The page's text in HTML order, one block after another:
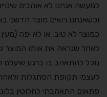
למעשה אנחנו לא אוהבים
וכשאנחנו רואים מוצר חדשני
כמוצר לא טוב, או לא יפה (מעין
לאחר שנראה את אותו המוצר
נוכל להתאהב בו ברגע שיעלם
לעצמי תקופת הסתגלות ולאחר
פתאום התאהבתי לחלוטין